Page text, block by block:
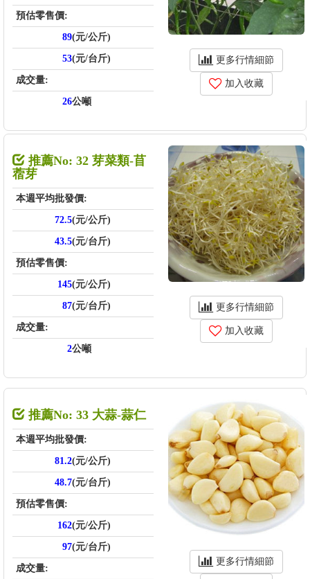
預估零售價:
89(元/公斤)
53(元/台斤)
成交量:
26公噸
更多行情細節
加入收藏
推薦No: 32 芽菜類-苜
蓿芽
本週平均批發價:
72.5(元/公斤)
43.5(元/台斤)
預估零售價:
145(元/公斤)
87(元/台斤)
成交量:
2公噸
更多行情細節
加入收藏
推薦No: 33 大蒜-蒜仁
本週平均批發價:
81.2(元/公斤)
48.7(元/台斤)
預估零售價:
162(元/公斤)
97(元/台斤)
成交量:
更多行情細節